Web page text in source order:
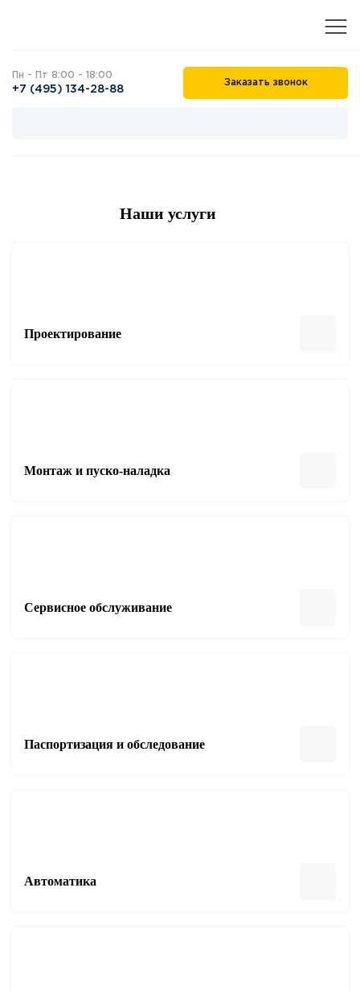
Пн - Пт 8:00 - 18:00
+7 (495) 134-28-88
Заказать звонок
Наши услуги
Проектирование
Монтаж и пуско-наладка
Сервисное обслуживание
Паспортизация и обследование
Автоматика